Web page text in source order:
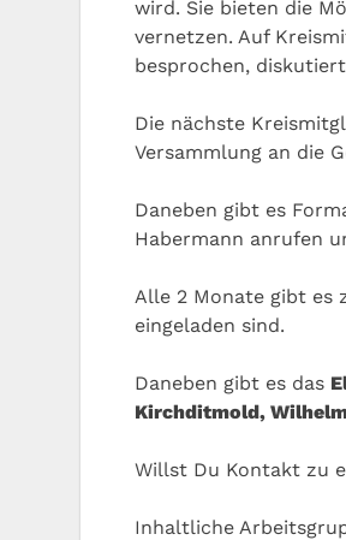
wird. Sie bieten die
vernetzen. Auf
besprochen,
Die nächste
Versammlung an die
Daneben gibt es
Habermann anrufen
Alle 2 Monate gibt es
eingeladen sind.
Daneben gibt es das
Kirchditmold,
Willst Du Kontakt zu
Inhaltliche